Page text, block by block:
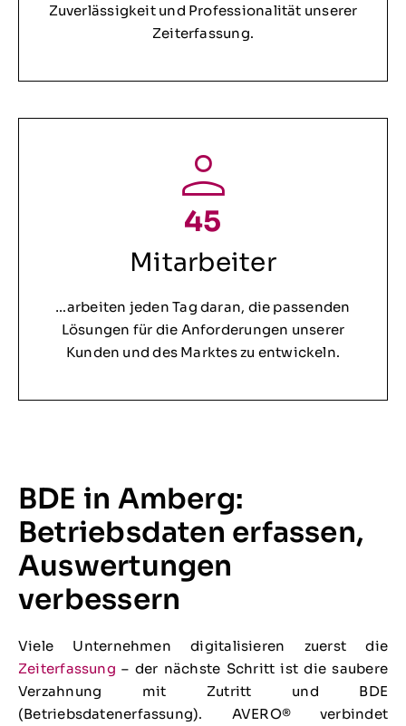
Zuverlässigkeit und Professionalität unserer
Zeiterfassung.
45
Mitarbeiter
…arbeiten jeden Tag daran, die passenden
Lösungen für die Anforderungen unserer
Kunden und des Marktes zu entwickeln.
BDE in Amberg:
Betriebsdaten erfassen,
Auswertungen
verbessern
Viele Unternehmen digitalisieren zuerst die
Zeiterfassung – der nächste Schritt ist die saubere
Verzahnung mit Zutritt und BDE
(Betriebsdatenerfassung). AVERO® verbindet